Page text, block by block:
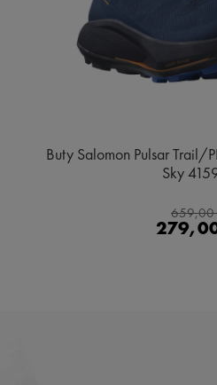
Buty Salomon Pulsar
Sky
659,00